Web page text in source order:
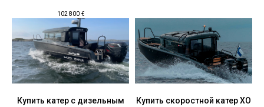
102 800 €
Купить катер с дизельным
Купить скоростной катер XO